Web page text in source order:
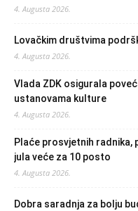
4. Augusta 2026.
Lovačkim društvima
4. Augusta 2026.
Vlada ZDK osigurala
ustanovama kulture
4. Augusta 2026.
Plaće prosvjetnih radnika,
jula veće za 10 posto
4. Augusta 2026.
Dobra saradnja za bolju